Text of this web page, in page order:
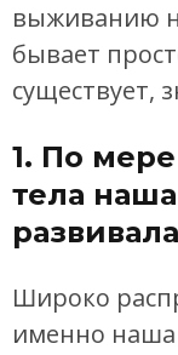
выживанию
бывает
существует,
1. По
тела
Широко
именно наша